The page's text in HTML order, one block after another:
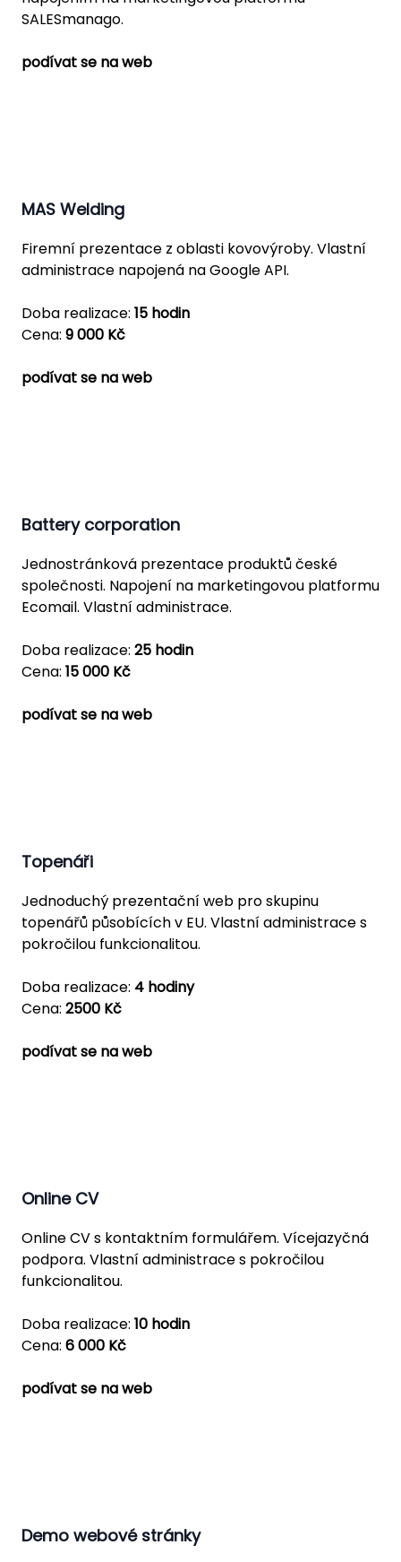
SALESmanago.
podívat se na web
MAS Welding
Firemní prezentace z oblasti kovovýroby. Vlastní
administrace napojená na Google API.
Doba realizace: 15 hodin
Cena: 9 000 Kč
podívat se na web
Battery corporation
Jednostránková prezentace produktů české
společnosti. Napojení na marketingovou platformu
Ecomail. Vlastní administrace.
Doba realizace: 25 hodin
Cena: 15 000 Kč
podívat se na web
Topenáři
Jednoduchý prezentační web pro skupinu
topenářů působících v EU. Vlastní administrace s
pokročilou funkcionalitou.
Doba realizace: 4 hodiny
Cena: 2500 Kč
podívat se na web
Online CV
Online CV s kontaktním formulářem. Vícejazyčná
podpora. Vlastní administrace s pokročilou
funkcionalitou.
Doba realizace: 10 hodin
Cena: 6 000 Kč
podívat se na web
Demo webové stránky